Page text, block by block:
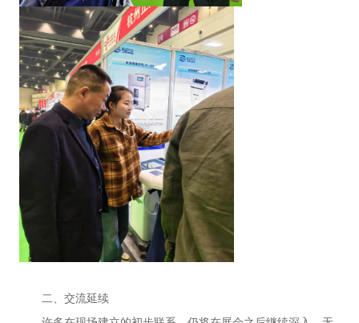
二、交流延续